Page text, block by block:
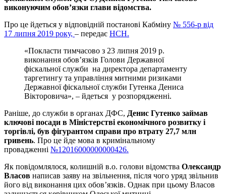
виконуючим обов’язки глави відомства.
Про це йдеться у відповідній постанові Кабміну № 556-р від
17 липня 2019 року, – передає НСН.
«Покласти тимчасово з 23 липня 2019 р.
виконання обов’язків Голови Державної
фіскальної служби на директора департаменту
таргетингу та управління митними ризиками
Державної фіскальної служби Гутенка Дениса
Вікторовича», – йдеться у розпорядженні.
Раніше, до служби в органах ДФС, Денис Гутенко займав
ключові посади в Міністерстві економічного розвитку і
торгівлі, був фігурантом справи про втрату 27,7 млн ​​
гривень. Про це йде мова в кримінальному
провадженні №12016000000000426.
Як повідомлялося, колишній в.о. голови відомства Олександр
Власов написав заяву на звільнення, після чого уряд звільнив
його від виконання цих обов’язків. Однак при цьому Власов